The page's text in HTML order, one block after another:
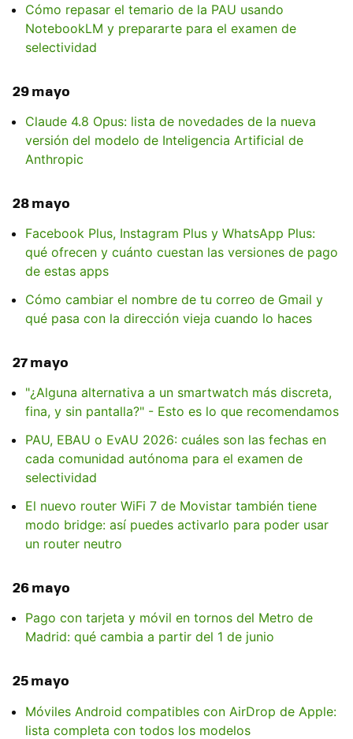
Cómo repasar el temario de la PAU usando
NotebookLM y prepararte para el examen de
selectividad
29 mayo
Claude 4.8 Opus: lista de novedades de la nueva
versión del modelo de Inteligencia Artificial de
Anthropic
28 mayo
Facebook Plus, Instagram Plus y WhatsApp Plus:
qué ofrecen y cuánto cuestan las versiones de pago
de estas apps
Cómo cambiar el nombre de tu correo de Gmail y
qué pasa con la dirección vieja cuando lo haces
27 mayo
"¿Alguna alternativa a un smartwatch más discreta,
fina, y sin pantalla?" - Esto es lo que recomendamos
PAU, EBAU o EvAU 2026: cuáles son las fechas en
cada comunidad autónoma para el examen de
selectividad
El nuevo router WiFi 7 de Movistar también tiene
modo bridge: así puedes activarlo para poder usar
un router neutro
26 mayo
Pago con tarjeta y móvil en tornos del Metro de
Madrid: qué cambia a partir del 1 de junio
25 mayo
Móviles Android compatibles con AirDrop de Apple:
lista completa con todos los modelos